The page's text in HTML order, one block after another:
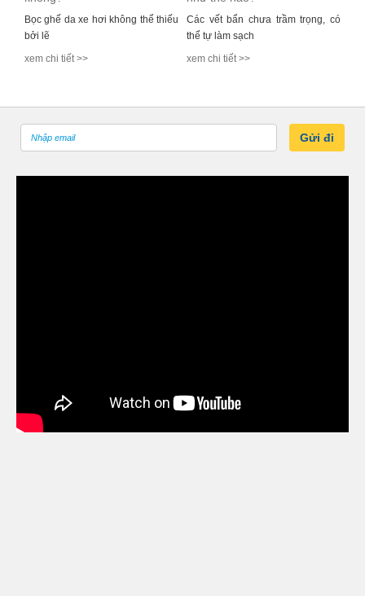
Bọc ghế da xe hơi không thể thiếu
bởi lẽ
xem chi tiết >>
Các vết bẩn chưa trầm trọng, có
thể tự làm sạch
xem chi tiết >>
Gửi đi